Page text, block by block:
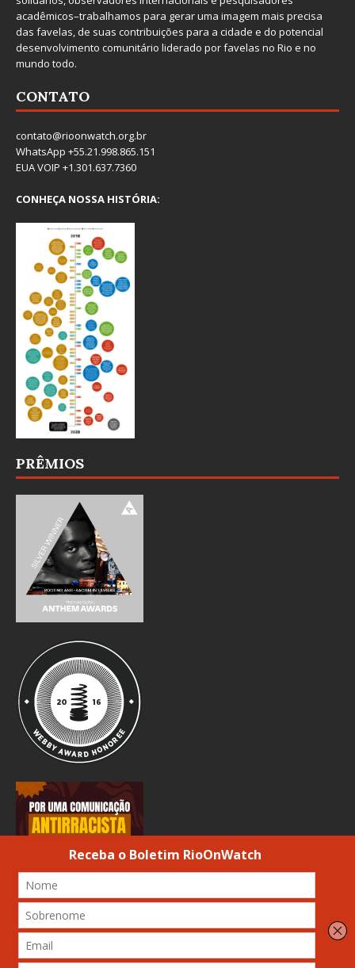
acadêmicos–trabalhamos para gerar uma imagem mais precisa
das favelas, de suas contribuições para a cidade e do potencial
desenvolvimento comunitário liderado por favelas no Rio e no
mundo todo.
CONTATO
contato@rioonwatch.org.br
WhatsApp +55.21.998.865.151
EUA VOIP +1.301.637.7360
CONHEÇA NOSSA HISTÓRIA:
PRÊMIOS